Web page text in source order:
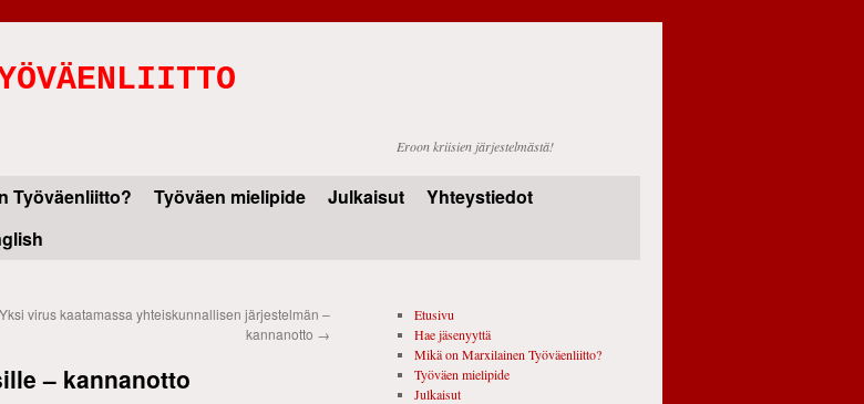
Eroon kriisien järjestelmästä!
Työväenliitto? Työväen mielipide Julkaisut
Yhteystiedot
Yksi virus kaatamassa yhteiskunnallisen järjestelmän –
kannanotto →
– kannanotto
Etusivu
Hae jäsenyyttä
Mikä on Marxilainen Työväenliitto?
Työväen mielipide
Julkaisut